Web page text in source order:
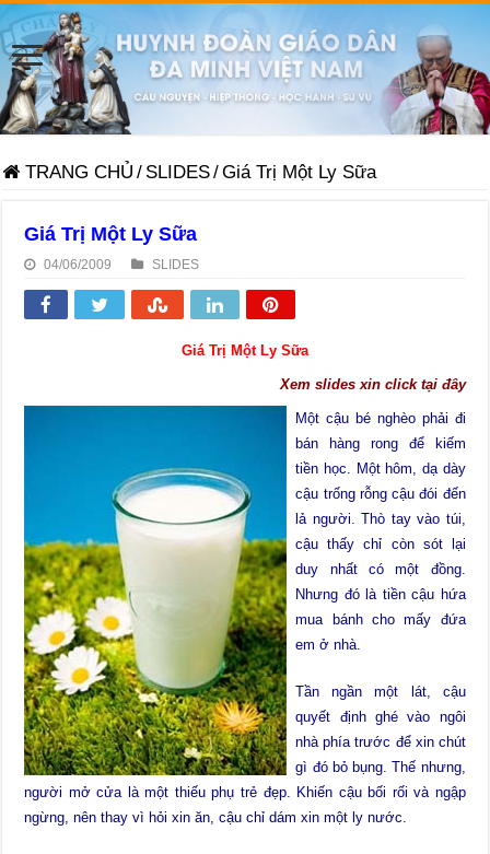
TRANG CHỦ / SLIDES/Giá Trị Một Ly Sữa
Giá Trị Một Ly Sữa
04/06/2009 SLIDES
Giá Trị Một Ly Sữa
Xem slides xin click tại đây
Một cậu bé nghèo phải đi
bán hàng rong để kiếm
tiền học. Một hôm, dạ dày
cậu trống rỗng cậu đói đến
lả người. Thò tay vào túi,
cậu thấy chỉ còn sót lại
duy nhất có một đồng.
Nhưng đó là tiền cậu hứa
mua bánh cho mấy đứa
em ở nhà.
Tần ngần một lát, cậu
quyết định ghé vào ngôi
nhà phía trước để xin chút
gì đó bỏ bụng. Thế nhưng,
người mở cửa là một thiếu phụ trẻ đẹp. Khiến cậu bối rối và ngập
ngừng, nên thay vì hỏi xin ăn, cậu chỉ dám xin một ly nước.